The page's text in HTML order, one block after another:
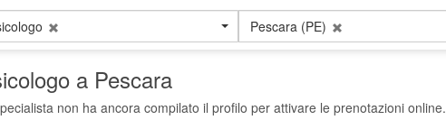
Pescara (PE)
a Pescara
non ha ancora compilato il profilo per attivare le prenotazioni online.